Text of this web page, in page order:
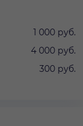
1 000 руб.
4 000 руб.
300 руб.